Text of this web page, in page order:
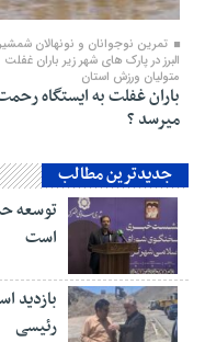
14 مه 2024
تمرین نوجوانان و نونهالان شمشیر
البرز در پارک های شهر زیر باران غفلت
متولیان ورزش استان
باران غفلت به ایستگاه
میرسد ؟
جدیدترین مطالب
توسعه
است
بازدید
رئیسی